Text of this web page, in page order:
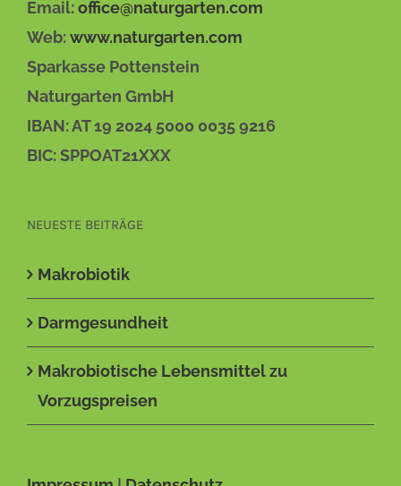
Email:office@naturgarten.com
Web:www.naturgarten.com
Sparkasse Pottenstein
Naturgarten GmbH
IBAN: AT 19 2024 5000 0035 9216
BIC: SPPOAT21XXX
NEUESTE BEITRÄGE
Makrobiotik
Darmgesundheit
Makrobiotische Lebensmittel zu
Vorzugspreisen